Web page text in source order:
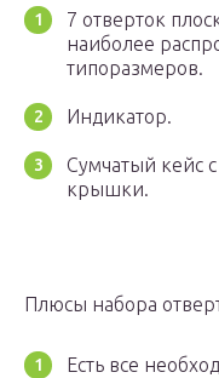
7 отверток
наиболее
типоразмеров.
Индикатор.
Сумчатый кейс
крышки.
Плюсы набора
Есть все